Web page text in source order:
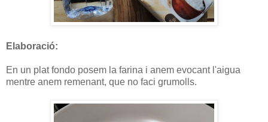
Elaboració:
En un plat fondo posem la farina i anem evocant l'aigua
mentre anem remenant, que no faci grumolls.